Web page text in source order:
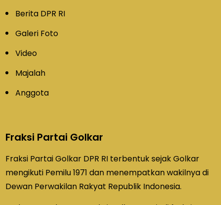
Berita DPR RI
Galeri Foto
Video
Majalah
Anggota
Fraksi Partai Golkar
Fraksi Partai Golkar DPR RI terbentuk sejak Golkar
mengikuti Pemilu 1971 dan menempatkan wakilnya di
Dewan Perwakilan Rakyat Republik Indonesia.